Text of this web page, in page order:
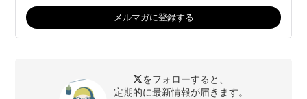
をフォローすると、
定期的に最新情報が届きます。